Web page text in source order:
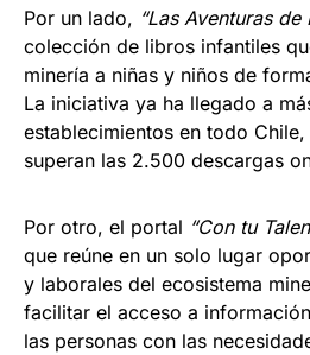
Por un lado, “Las Aventuras
colección de libros infantiles
minería a niñas y niños de
La iniciativa ya ha llegado a
establecimientos en todo
superan las 2.500 descargas
Por otro, el portal “Con tu
que reúne en un solo lugar
y laborales del ecosistema
facilitar el acceso a
las personas con las